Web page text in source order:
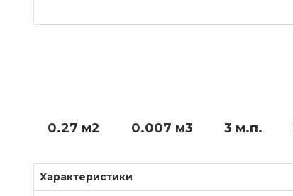
0.27 м2 0.007 м3 3 м.п.
Характеристики